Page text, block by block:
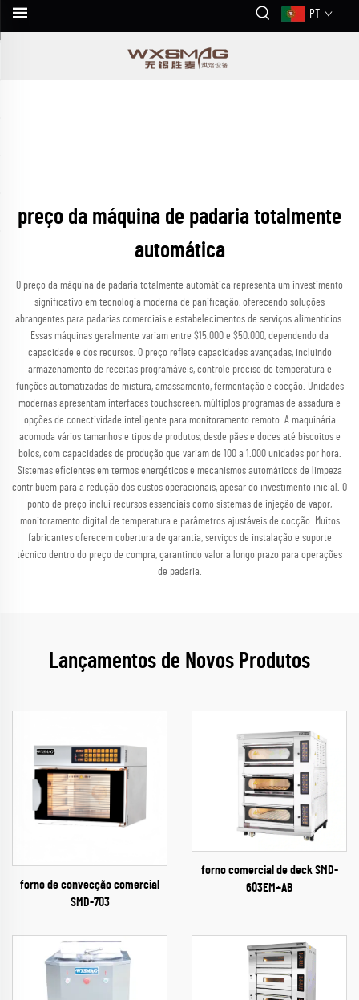
PT
preço da máquina de padaria totalmente
automática
O preço da máquina de padaria totalmente automática representa um investimento
significativo em tecnologia moderna de panificação, oferecendo soluções
abrangentes para padarias comerciais e estabelecimentos de serviços alimentícios.
Essas máquinas geralmente variam entre $15.000 e $50.000, dependendo da
capacidade e dos recursos. O preço reflete capacidades avançadas, incluindo
armazenamento de receitas programáveis, controle preciso de temperatura e
funções automatizadas de mistura, amassamento, fermentação e cocção. Unidades
modernas apresentam interfaces touchscreen, múltiplos programas de assadura e
opções de conectividade inteligente para monitoramento remoto. A maquinária
acomoda vários tamanhos e tipos de produtos, desde pães e doces até biscoitos e
bolos, com capacidades de produção que variam de 100 a 1.000 unidades por hora.
Sistemas eficientes em termos energéticos e mecanismos automáticos de limpeza
contribuem para a redução dos custos operacionais, apesar do investimento inicial. O
ponto de preço inclui recursos essenciais como sistemas de injeção de vapor,
monitoramento digital de temperatura e parâmetros ajustáveis de cocção. Muitos
fabricantes oferecem cobertura de garantia, serviços de instalação e suporte
técnico dentro do preço de compra, garantindo valor a longo prazo para operações
de padaria.
Lançamentos de Novos Produtos
forno de convecção comercial
SMD-703
forno comercial de deck SMD-
603EM+AB